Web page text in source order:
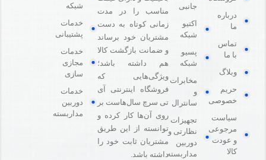
درباره
ما
تماس
با ما
وبلاگ
حریم
خصوصی
سیاست
مرجوعی
و عودت
کالا
جانبی
اکتیو
شبکه
پسیو
شبکه
مخابرات
و
سانترال
تجهیزات
نظارتی و
دوربین
مداربسته
مناسب را در مدت
زمانی کوتاه به دست
مشتریان خود برساند
و ضمانت بازگشت کالا
هم داشته باشد؛
ویژگی‌هایی که
فروشگاه اینترنتی آی
تی سرچ سال‌هاست بر
روی آن‌ها کار کرده و
توانسته از این طریق
مشتریان ثابت خود را
داشته باشد.
شبکه
خدمات
پشتیبانی
خدمات
مجازی
سازی
خدمات
دوربین
مداربسته